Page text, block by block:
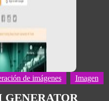
de imágenes Imagen
GENERATOR